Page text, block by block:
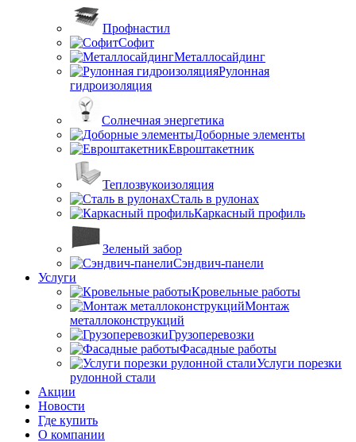
Профнастил
Софит
Металлосайдинг
Рулонная
гидроизоляция
Солнечная энергетика
Доборные элементы
Евроштакетник
Теплозвукоизоляция
Сталь в рулонах
Каркасный профиль
Зеленый забор
Сэндвич-панели
Услуги
Кровельные работы
Монтаж
металлоконструкций
Грузоперевозки
Фасадные работы
Услуги порезки
рулонной стали
Акции
Новости
Где купить
О компании